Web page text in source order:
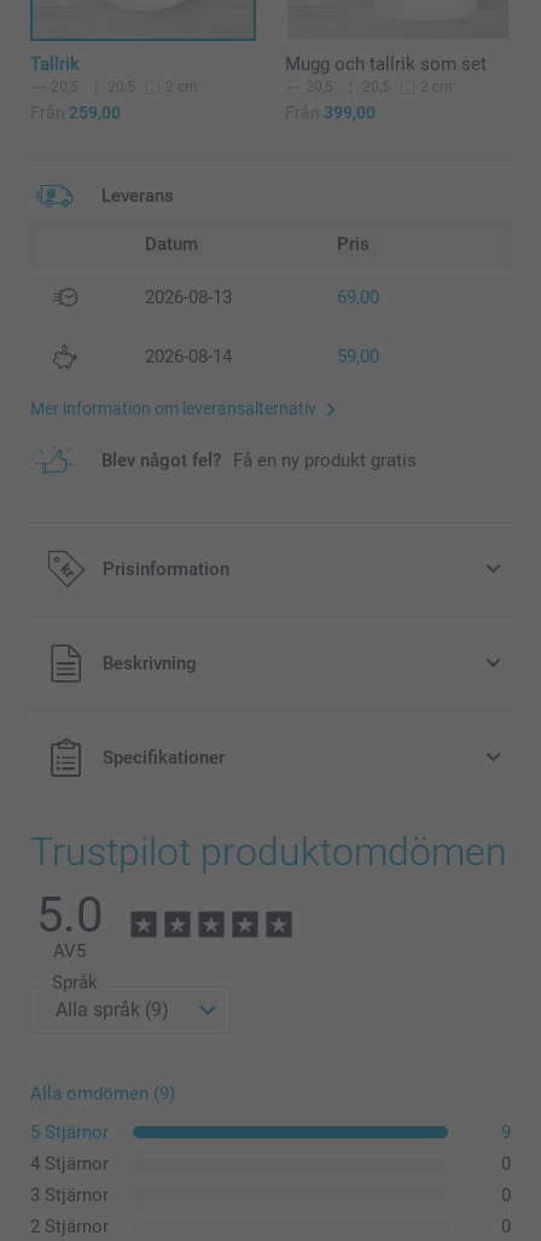
Tallrik
20,5 20,5 2 cm
Från 259,00
Mugg och tallrik som set
20,5 20,5 2 cm
Från 399,00
Leverans
Datum Pris
2026-08-13 69,00
2026-08-14 59,00
Mer information om leveransalternativ
Blev något fel? Få en ny produkt gratis
Prisinformation
Alla priser är i svenska kronor (SEK), inklusive moms och
exklusive porto.
Beskrivning
Specifikationer
Trustpilot produktomdömen
5.0
AV5
Språk
Alla omdömen (9)
5 Stjärnor
9
4 Stjärnor
0
3 Stjärnor
0
2 Stjärnor
0